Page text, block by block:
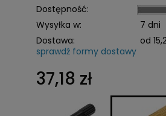
Dostępność:
Wysyłka w:
7 dni
Dostawa:
od
sprawdź formy dostawy
37,18 zł